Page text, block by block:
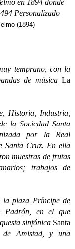
(1894)
temprano, con la
de música La
Industria,
la Sociedad Santa
por la Real
Santa Cruz. En ella
muestras de frutas
trabajos de
plaza Príncipe de
Padrón, en el que
sinfónica Santa
de Amistad, y una